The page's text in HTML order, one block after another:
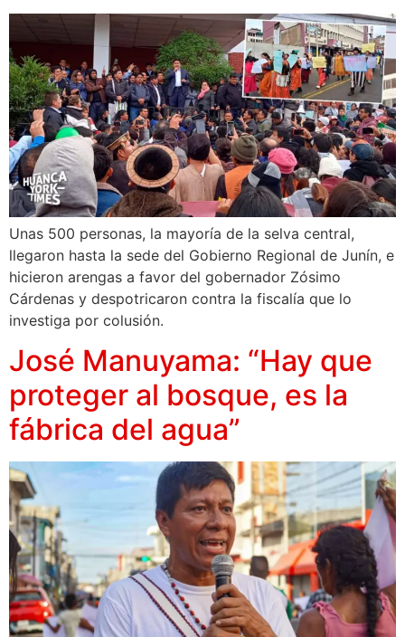
Unas 500 personas, la mayoría de la selva central,
llegaron hasta la sede del Gobierno Regional de Junín, e
hicieron arengas a favor del gobernador Zósimo
Cárdenas y despotricaron contra la fiscalía que lo
investiga por colusión.
José Manuyama: “Hay que
proteger al bosque, es la
fábrica del agua”